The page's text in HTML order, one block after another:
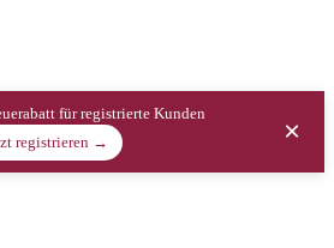
für registrierte Kunden
registrieren →
×